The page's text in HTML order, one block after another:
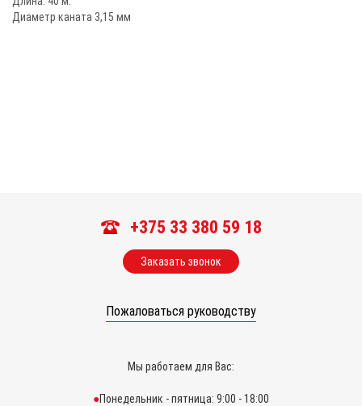
Диаметр каната 3,15 мм
+375 33 380 59 18
Заказать звонок
Пожаловаться руководству
Мы работаем для Вас:
Понедельник - пятница: 9:00 - 18:00